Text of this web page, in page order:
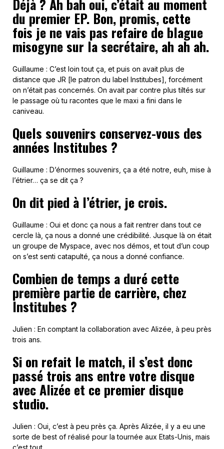
Déjà ? Ah bah oui, c’était au moment
du premier EP. Bon, promis, cette
fois je ne vais pas refaire de blague
misogyne sur la secrétaire, ah ah ah.
Guillaume : C’est loin tout ça, et puis on avait plus de
distance que JR [le patron du label Institubes], forcément
on n’était pas concernés. On avait par contre plus tiltés sur
le passage où tu racontes que le maxi a fini dans le
caniveau.
Quels souvenirs conservez-vous des
années Institubes ?
Guillaume : D’énormes souvenirs, ça a été notre, euh, mise à
l’étrier… ça se dit ça ?
On dit pied à l’étrier, je crois.
Guillaume : Oui et donc ça nous a fait rentrer dans tout ce
cercle là, ça nous a donné une crédibilité. Jusque là on était
un groupe de Myspace, avec nos démos, et tout d’un coup
on s’est senti catapulté, ça nous a donné confiance.
Combien de temps a duré cette
première partie de carrière, chez
Institubes ?
Julien : En comptant la collaboration avec Alizée, à peu près
trois ans.
Si on refait le match, il s’est donc
passé trois ans entre votre disque
avec Alizée et ce premier disque
studio.
Julien : Oui, c’est à peu près ça. Après Alizée, il y a eu une
sorte de best of réalisé pour la tournée aux Etats-Unis, mais
c’est tout.